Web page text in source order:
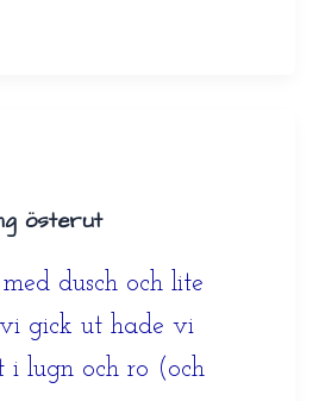
österut
dusch och lite
gick ut hade vi
i lugn och ro (och